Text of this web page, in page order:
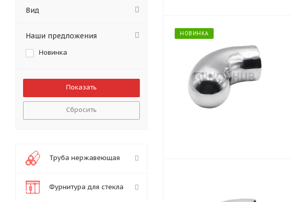
НОВИНКА
Вид
Наши предложения
Новинка
Сбросить
Труба нержавеющая
Фурнитура для стекла